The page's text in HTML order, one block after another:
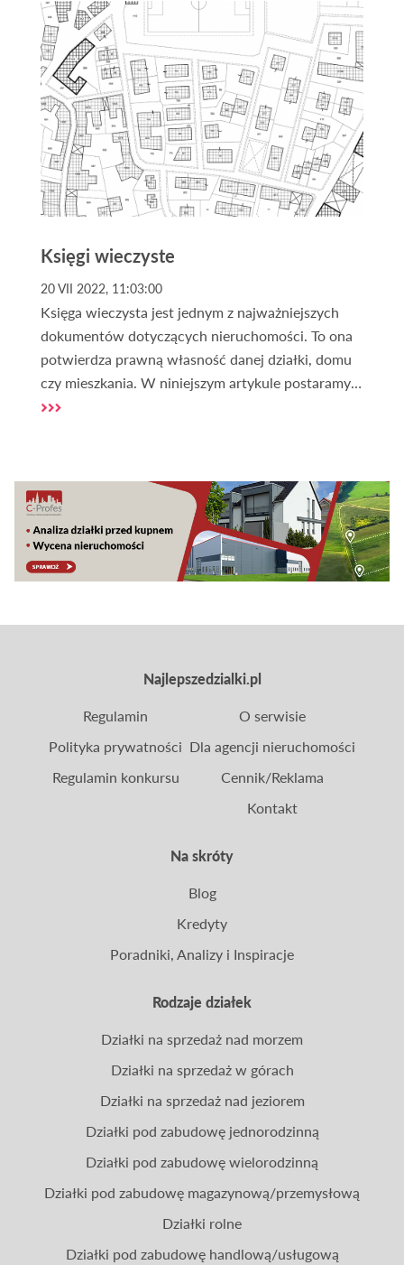
odpowiednie ogłoszenia mogą pomóc znaleźć
idealną nieruchomość.
Księgi wieczyste
20 VII 2022, 11:03:00
Księga wieczysta jest jednym z najważniejszych
dokumentów dotyczących nieruchomości. To ona
potwierdza prawną własność danej działki, domu
czy mieszkania. W niniejszym artykule postaramy
się przybliżyć temat ksiąg wieczystych i omówić
Najlepszedzialki.pl
Na skróty
Rodzaje działek
Regulamin
Polityka prywatności
Regulamin konkursu
O serwisie
Dla agencji nieruchomości
Cennik/Reklama
Kontakt
Blog
Kredyty
Poradniki, Analizy i Inspiracje
Działki na sprzedaż nad morzem
Działki na sprzedaż w górach
Działki na sprzedaż nad jeziorem
Działki pod zabudowę jednorodzinną
Działki pod zabudowę wielorodzinną
Działki pod zabudowę magazynową/przemysłową
Działki rolne
Działki pod zabudowę handlową/usługową